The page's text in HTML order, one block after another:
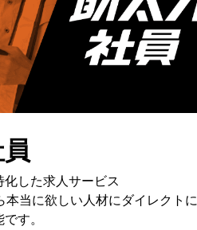
した求人サービス
本当に欲しい人材にダイレクトに
す。